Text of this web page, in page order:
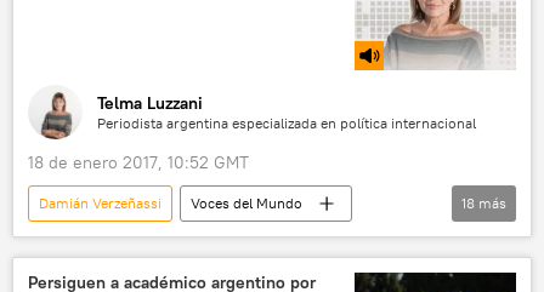
Telma Luzzani
Periodista argentina especializada en política internacional
18 de enero 2017, 10:52 GMT
Damián Verzeñassi
Voces del Mundo
Radio
China
Puerto Rico
EEUU
Colombia
Xi Jinping
18 más
Persiguen a académico argentino por